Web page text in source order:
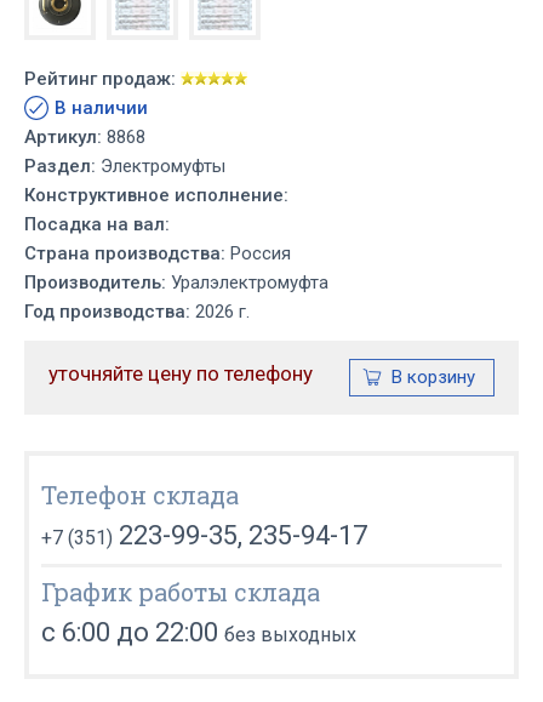
Рейтинг продаж:
В наличии
Артикул: 8868
Раздел: Электромуфты
Конструктивное исполнение:
Посадка на вал:
Страна производства: Россия
Производитель: Уралэлектромуфта
Год производства: 2026 г.
уточняйте цену по телефону
Телефон склада
+7 (351) 223-99-35, 235-94-17
График работы склада
с 6:00 до 22:00 без выходных